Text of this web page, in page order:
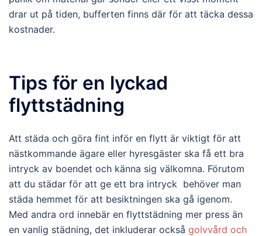
drar ut på tiden, bufferten finns där för att täcka dessa
kostnader.
Tips för en lyckad
flyttstädning
Att städa och göra fint inför en flytt är viktigt för att
nästkommande ägare eller hyresgäster ska få ett bra
intryck av boendet och känna sig välkomna. Förutom
att du städar för att ge ett bra intryck behöver man
städa hemmet för att besiktningen ska gå igenom.
Med andra ord innebär en flyttstädning mer press än
en vanlig städning, det inkluderar också golvvård och